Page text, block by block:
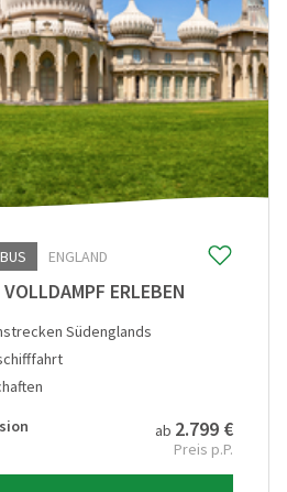
ENGLAND
ERLEBEN
Südenglands
ab 2.799 €
Preis p.P.